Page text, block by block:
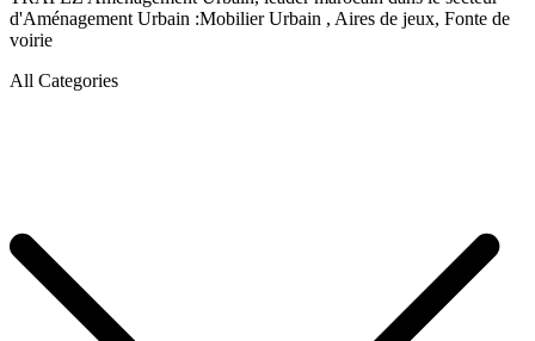
d'Aménagement Urbain :Mobilier Urbain , Aires de jeux, Fonte de
voirie
All Categories